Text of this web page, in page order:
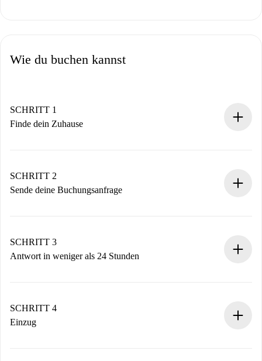
Wie du buchen kannst
SCHRITT 1
Finde dein Zuhause
Du erhältst alle notwendigen Informationen im Voraus.
SCHRITT 2
Sende deine Buchungsanfrage
Denk daran, dass wir dich erst belasten, wenn der
Vermieter zustimmt.
SCHRITT 3
Antwort in weniger als 24 Stunden
stellen den Kontakt her.
Wenn der Vermieter ablehnen muss, entstehen keine
SCHRITT 4
Einzug